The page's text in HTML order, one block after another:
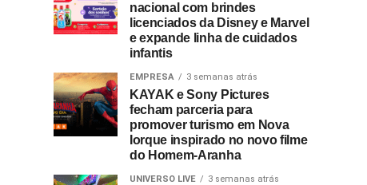
nacional com brindes
licenciados da Disney e Marvel
e expande linha de cuidados
infantis
EMPRESA 3 semanas atrás
KAYAK e Sony Pictures
fecham parceria para
promover turismo em Nova
Iorque inspirado no novo filme
do Homem-Aranha
UNIVERSO LIVE 3 semanas atrás